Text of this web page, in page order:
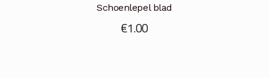
Schoenlepel blad
€1.00